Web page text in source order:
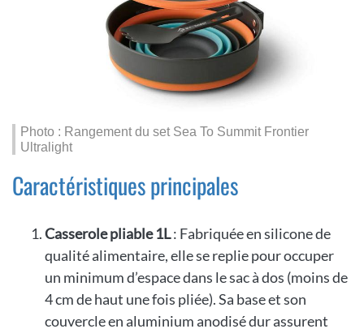
Photo : Rangement du set Sea To Summit Frontier
Ultralight
Caractéristiques principales
Casserole pliable 1L: Fabriquée en silicone de
qualité alimentaire, elle se replie pour occuper
un minimum d’espace dans le sac à dos (moins de
4 cm de haut une fois pliée). Sa base et son
couvercle en aluminium anodisé dur assurent